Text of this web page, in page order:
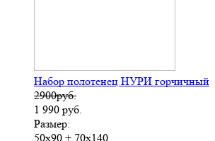
Набор полотенец НУРИ горчичный
2900руб.
1 990 руб.
Размер:
50х90 + 70х140